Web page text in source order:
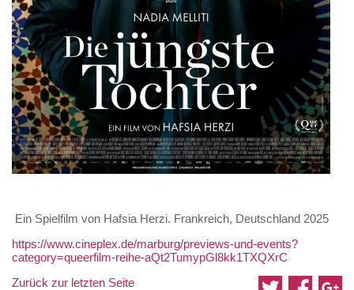
Ein Spielfilm von Hafsia Herzi. Frankreich, Deutschland 2025
https://www.cineplex.de/marburg/previews-und-events?
category=queerfilm-reihe-aQt2TumypGl8kk1TXQXrC
Zurück zur letzten Seite